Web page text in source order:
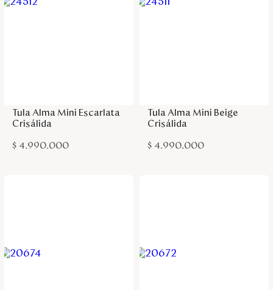
Costa Rica
Tula Alma Mini Escarlata
Crisálida
$ 4.990.000
Tula Alma Mini Beige
Crisálida
$ 4.990.000